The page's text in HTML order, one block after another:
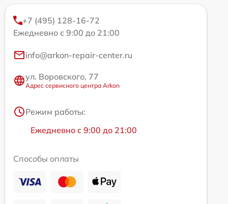
+7 (495) 128-16-72
Ежедневно с 9:00 до 21:00
info@arkon-repair-center.ru
ул. Воровского, 77
Адрес сервисного центра Arkon
Режим работы:
Ежедневно с 9:00 до 21:00
Способы оплаты